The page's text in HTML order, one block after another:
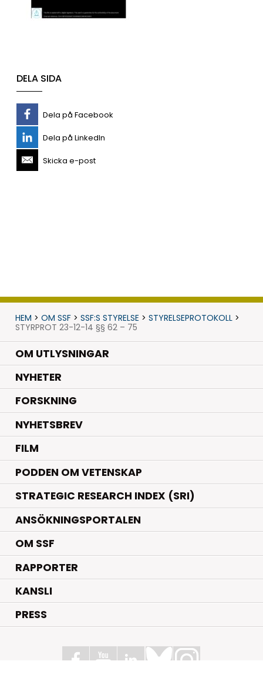
DELA SIDA
Dela på Facebook
Dela på LinkedIn
Skicka e-post
HEM > OM SSF> SSF:S STYRELSE > STYRELSEPROTOKOLL>
STYRPROT 23-12-14 §§ 62 – 75
OM UTLYSNINGAR
NYHETER.
FORSKNING.
NYHETSBREV
FILM
PODDEN OM VETENSKAP
STRATEGIC RESEARCH INDEX (SRI)
ANSÖKNINGSPORTALEN
OM SSF
RAPPORTER
KANSLI
PRESS